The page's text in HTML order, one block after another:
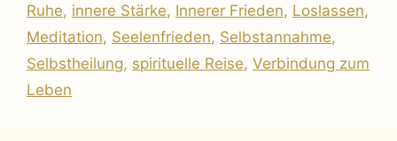
Ruhe, innere Stärke, Innerer Frieden, Loslassen,
Meditation, Seelenfrieden, Selbstannahme,
Selbstheilung, spirituelle Reise, Verbindung zum
Leben